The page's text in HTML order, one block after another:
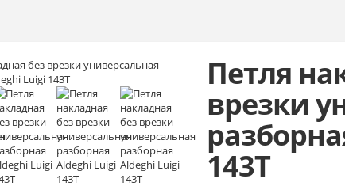
Петля
врезки
143T